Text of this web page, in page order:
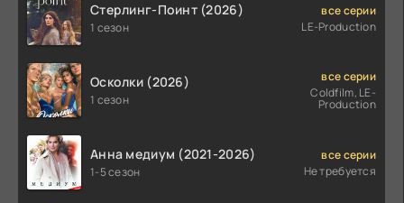
Стерлинг-Поинт (2026)
1 сезон
все серии
LE-Production
Осколки (2026)
1 сезон
все серии
Coldfilm, LE-
Production
Анна медиум (2021-2026)
1-5 сезон
все серии
Не требуется